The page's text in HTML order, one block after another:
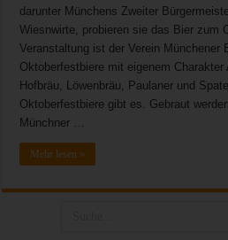
darunter Münchens Zweiter
Wiesnwirte, probieren sie das Bier zum
Veranstaltung ist der Verein Münchener
Oktoberfestbiere mit eigenem Charakter
Hofbräu, Löwenbräu, Paulaner und
Oktoberfestbiere gibt es. Gebraut
Münchner …
Mehr lesen »